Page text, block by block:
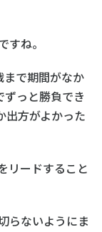
ね。
で期間がなか
ずっと勝負でき
出方がよかった
リードすること
らないようにま